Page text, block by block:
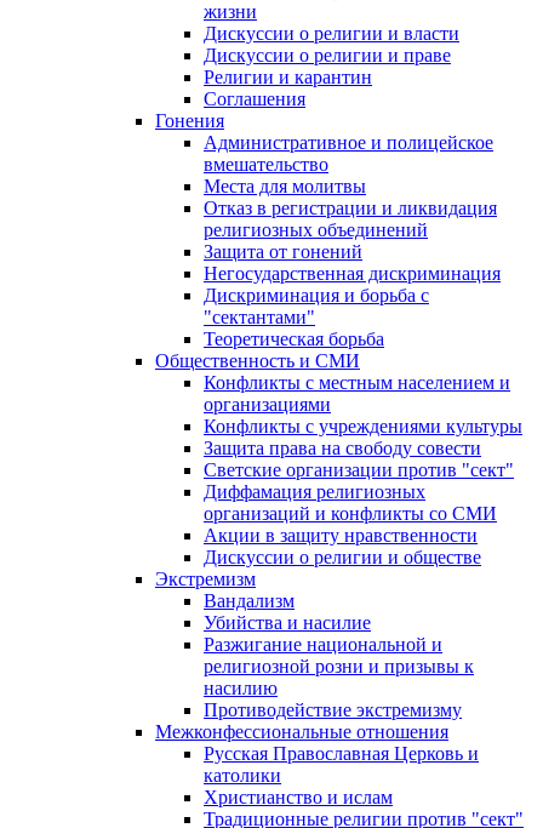
жизни
Дискуссии о религии и власти
Дискуссии о религии и праве
Религии и карантин
Соглашения
Гонения
Административное и полицейское
вмешательство
Места для молитвы
Отказ в регистрации и ликвидация
религиозных объединений
Защита от гонений
Негосударственная дискриминация
Дискриминация и борьба с
"сектантами"
Теоретическая борьба
Общественность и СМИ
Конфликты с местным населением и
организациями
Конфликты с учреждениями культуры
Защита права на свободу совести
Светские организации против "сект"
Диффамация религиозных
организаций и конфликты со СМИ
Акции в защиту нравственности
Дискуссии о религии и обществе
Экстремизм
Вандализм
Убийства и насилие
Разжигание национальной и
религиозной розни и призывы к
насилию
Противодействие экстремизму
Межконфессиональные отношения
Русская Православная Церковь и
католики
Христианство и ислам
Традиционные религии против "сект"